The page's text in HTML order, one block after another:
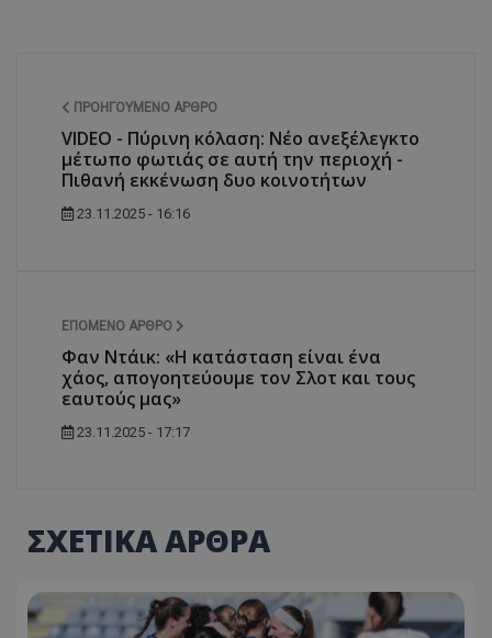
ΠΡΟΗΓΟΎΜΕΝΟ ΆΡΘΡΟ
VIDEO - Πύρινη κόλαση: Νέο ανεξέλεγκτο
μέτωπο φωτιάς σε αυτή την περιοχή -
Πιθανή εκκένωση δυο κοινοτήτων
23.11.2025 - 16:16
ΕΠΌΜΕΝΟ ΆΡΘΡΟ
Φαν Ντάικ: «Η κατάσταση είναι ένα
χάος, απογοητεύουμε τον Σλοτ και τους
εαυτούς μας»
23.11.2025 - 17:17
ΣΧΕΤΙΚΑ ΑΡΘΡΑ